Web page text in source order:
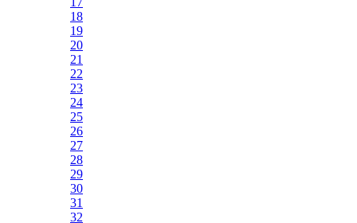
18
19
20
21
22
23
24
25
26
27
28
29
30
31
32